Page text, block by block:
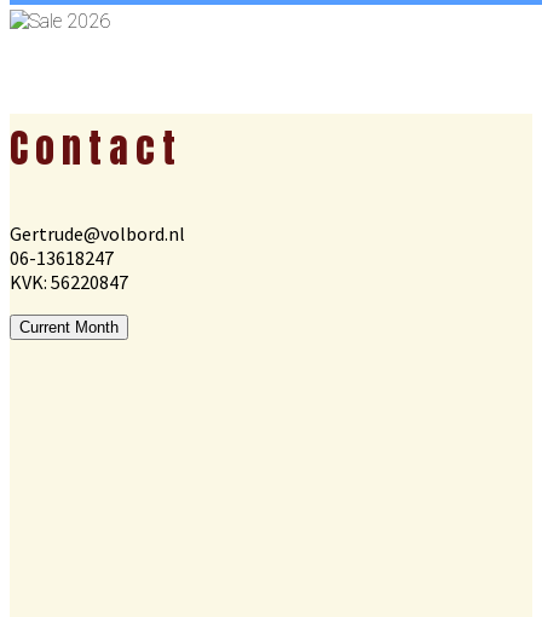
Footer
Contact
Gertrude@volbord.nl
06-13618247
KVK: 56220847
Current Month